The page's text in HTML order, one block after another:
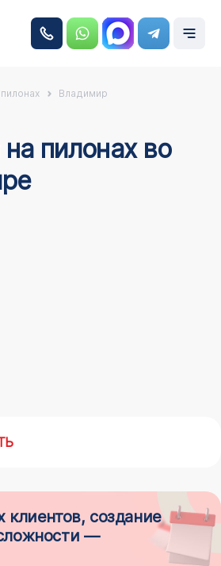
Владимир
пилонах во
клиентов, создание
—